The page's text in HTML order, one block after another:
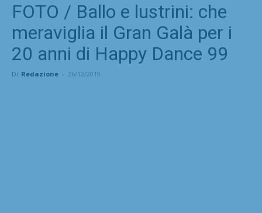
FOTO / Ballo e lustrini: che
meraviglia il Gran Galà per i
20 anni di Happy Dance 99
Di Redazione - 26/12/2019